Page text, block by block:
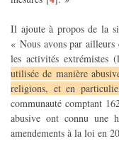
Il ajoute à propos de la
« Nous avons par
les activités extrémistes
utilisée de manière
religions, et en
communauté comptant
abusive ont connu une
amendements à la loi en